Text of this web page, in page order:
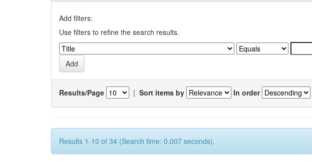
Add filters:
Use filters to refine the search results.
Results/Page | Sort items by In order
Results 1-10 of 34 (Search time: 0.007 seconds).